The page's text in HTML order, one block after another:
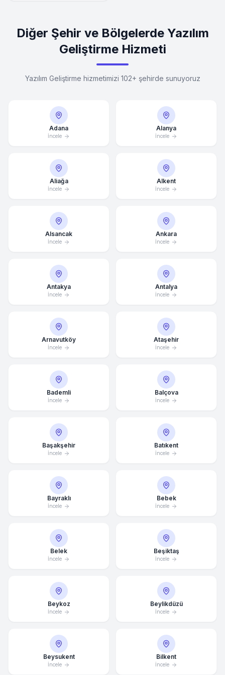
Diğer Şehir ve Bölgelerde Yazılım
Geliştirme Hizmeti
Yazılım Geliştirme hizmetimizi 102+ şehirde sunuyoruz
Adana
İncele
Alanya
İncele
Aliağa
İncele
Alkent
İncele
Alsancak
İncele
Ankara
İncele
Antakya
İncele
Antalya
İncele
Arnavutköy
İncele
Ataşehir
İncele
Bademli
İncele
Balçova
İncele
Başakşehir
İncele
Batıkent
İncele
Bayraklı
İncele
Bebek
İncele
Belek
İncele
Beşiktaş
İncele
Beykoz
İncele
Beylikdüzü
İncele
Beysukent
İncele
Bilkent
İncele